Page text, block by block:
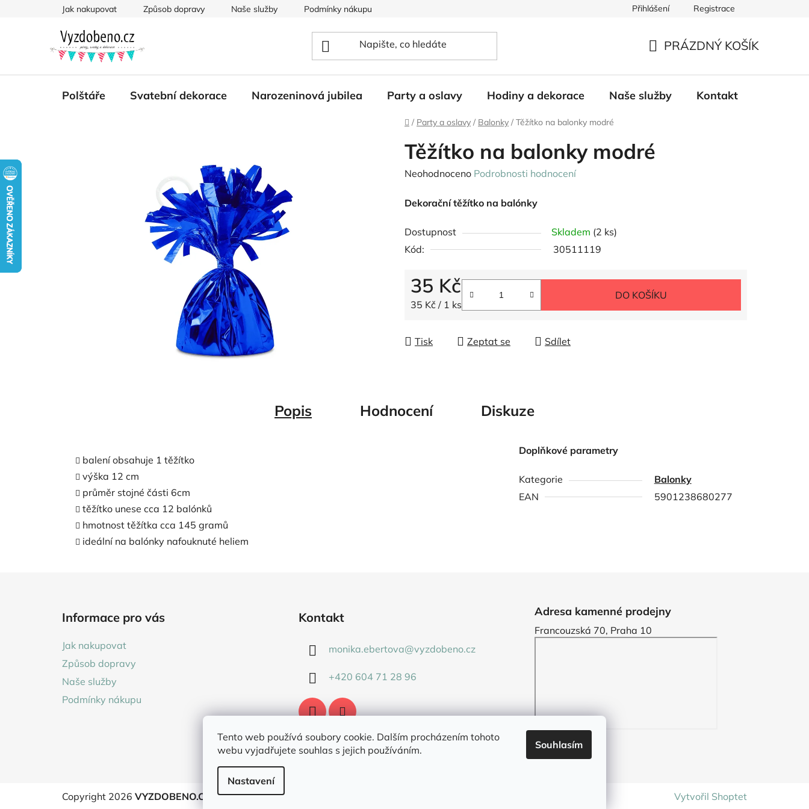
Tento web používá soubory cookie. Dalším procházením tohoto
webu vyjadřujete souhlas s jejich používáním.
Nastavení
Souhlasím
Jak nakupovat Způsob dopravy Naše služby Podmínky nákupu Přihlášení Registrace
KOŠÍK
PRÁZDNÝ KOŠÍK
Polštáře Svatební dekorace Narozeninová jubilea Party a oslavy Hodiny a dekorace Naše služby Kontakt
Domů
/ Party a oslavy / Balonky / Těžítko na balonky modré
Těžítko na balonky modré
Průměrné
produktu
0,0
z
hvězdiček.
Neohodnoceno Podrobnosti hodnocení
Dekorační těžítko na balónky
Dostupnost Skladem (2 ks)
Kód:
30511119
35 Kč
Měrná cena:
35 Kč / 1 ks
DO KOŠÍKU
Tisk Zeptat se Sdílet
Popis Hodnocení Diskuze
balení obsahuje 1 těžítko
výška 12 cm
průměr stojné části 6cm
těžítko unese cca 12 balónků
hmotnost těžítka cca 145 gramů
ideální na balónky nafouknuté heliem
Doplňkové parametry
Kategorie
Balonky
EAN
5901238680277
Informace pro vás
Jak nakupovat
Způsob dopravy
Naše služby
Podmínky nákupu
Kontakt
monika.ebertova@vyzdobeno.cz
+420 604 71 28 96
Adresa kamenné prodejny
Francouzská 70, Praha 10
Vytvořil Shoptet
Copyright 2026 VYZDOBENO.CZ . Všechna práva vyhrazena.